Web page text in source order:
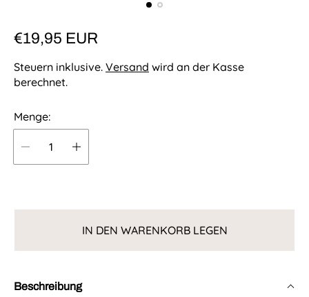
R
e
g
l
r
i
€19,95 EUR
Steuern inklusive. Versand wird an der Kasse
berechnet.
Menge:
IN DEN WARENKORB LEGEN
Beschreibung